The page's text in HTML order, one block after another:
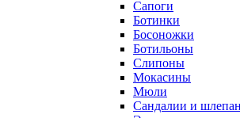
Сапоги
Ботинки
Босоножки
Ботильоны
Слипоны
Мокасины
Мюли
Сандалии и